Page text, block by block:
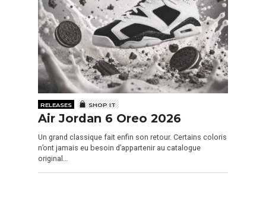
RELEASES SHOP IT
Air Jordan 6 Oreo 2026
Un grand classique fait enfin son retour. Certains coloris
n’ont jamais eu besoin d’appartenir au catalogue
original…